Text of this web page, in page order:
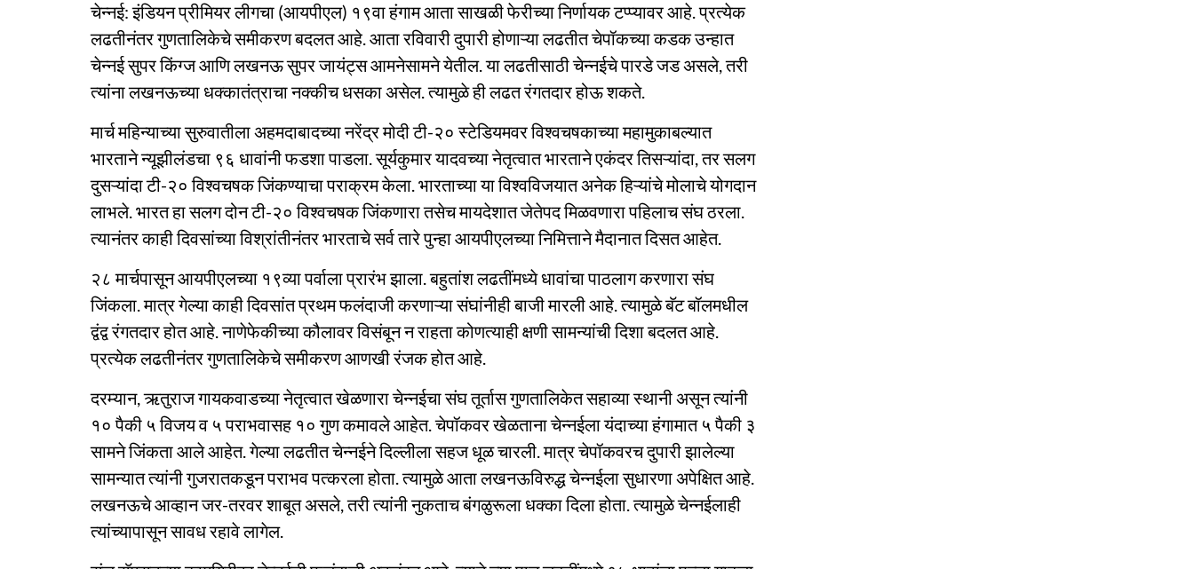
चेन्नई: इंडियन प्रीमियर लीगचा (आयपीएल) १९वा हंगाम आता साखळी फेरीच्या निर्णायक टप्प्यावर आहे. प्रत्येक
लढतीनंतर गुणतालिकेचे समीकरण बदलत आहे. आता रविवारी दुपारी होणाऱ्या लढतीत चेपॉकच्या कडक उन्हात
चेन्नई सुपर किंग्ज आणि लखनऊ सुपर जायंट्स आमनेसामने येतील. या लढतीसाठी चेन्नईचे पारडे जड असले, तरी
त्यांना लखनऊच्या धक्कातंत्राचा नक्कीच धसका असेल. त्यामुळे ही लढत रंगतदार होऊ शकते.
मार्च महिन्याच्या सुरुवातीला अहमदाबादच्या नरेंद्र मोदी टी-२० स्टेडियमवर विश्वचषकाच्या महामुकाबल्यात
भारताने न्यूझीलंडचा ९६ धावांनी फडशा पाडला. सूर्यकुमार यादवच्या नेतृत्वात भारताने एकंदर तिसऱ्यांदा, तर सलग
दुसऱ्यांदा टी-२० विश्वचषक जिंकण्याचा पराक्रम केला. भारताच्या या विश्वविजयात अनेक हिऱ्यांचे मोलाचे योगदान
लाभले. भारत हा सलग दोन टी-२० विश्वचषक जिंकणारा तसेच मायदेशात जेतेपद मिळवणारा पहिलाच संघ ठरला.
त्यानंतर काही दिवसांच्या विश्रांतीनंतर भारताचे सर्व तारे पुन्हा आयपीएलच्या निमित्ताने मैदानात दिसत आहेत.
२८ मार्चपासून आयपीएलच्या १९व्या पर्वाला प्रारंभ झाला. बहुतांश लढतींमध्ये धावांचा पाठलाग करणारा संघ
जिंकला. मात्र गेल्या काही दिवसांत प्रथम फलंदाजी करणाऱ्या संघांनीही बाजी मारली आहे. त्यामुळे बॅट बॉलमधील
द्वंद्व रंगतदार होत आहे. नाणेफेकीच्या कौलावर विसंबून न राहता कोणत्याही क्षणी सामन्यांची दिशा बदलत आहे.
प्रत्येक लढतीनंतर गुणतालिकेचे समीकरण आणखी रंजक होत आहे.
दरम्यान, ऋतुराज गायकवाडच्या नेतृत्वात खेळणारा चेन्नईचा संघ तूर्तास गुणतालिकेत सहाव्या स्थानी असून त्यांनी
१० पैकी ५ विजय व ५ पराभवासह १० गुण कमावले आहेत. चेपॉकवर खेळताना चेन्नईला यंदाच्या हंगामात ५ पैकी ३
सामने जिंकता आले आहेत. गेल्या लढतीत चेन्नईने दिल्लीला सहज धूळ चारली. मात्र चेपॉकवरच दुपारी झालेल्या
सामन्यात त्यांनी गुजरातकडून पराभव पत्करला होता. त्यामुळे आता लखनऊविरुद्ध चेन्नईला सुधारणा अपेक्षित आहे.
लखनऊचे आव्हान जर-तरवर शाबूत असले, तरी त्यांनी नुकताच बंगळुरूला धक्का दिला होता. त्यामुळे चेन्नईलाही
त्यांच्यापासून सावध रहावे लागेल.